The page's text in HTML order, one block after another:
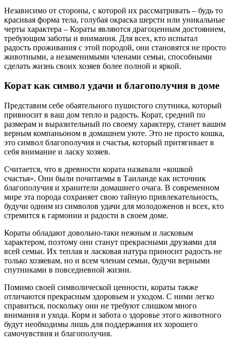
Независимо от стороны, с которой их рассматривать – будь то
красивая форма тела, голубая окраска шерсти или уникальные
черты характера – Кораты являются драгоценным достоянием,
требующим заботы и внимания. Для всех, кто испытал
радость проживания с этой породой, они становятся не просто
животными, а незаменимыми членами семьи, способными
сделать жизнь своих хозяев более полной и яркой.
Корат как символ удачи и благополучия в доме
Представим себе обаятельного пушистого спутника, который
привносит в ваш дом тепло и радость. Корат, средний по
размерам и выразительный по своему характеру, станет вашим
верным компаньоном в домашнем уюте. Это не просто кошка,
это символ благополучия и счастья, который притягивает в
себя внимание и ласку хозяев.
Считается, что в древности кората называли «кошкой
счастья». Они были почитаемы в Таиланде как источник
благополучия и хранители домашнего очага. В современном
мире эта порода сохраняет свою тайную привлекательность,
будучи одним из символов удачи для молодоженов и всех, кто
стремится к гармонии и радости в своем доме.
Кораты обладают довольно-таки нежным и ласковым
характером, поэтому они станут прекрасными друзьями для
всей семьи. Их теплая и ласковая натура приносит радость не
только хозяевам, но и всем членам семьи, будучи верными
спутниками в повседневной жизни.
Помимо своей символической ценности, кораты также
отличаются прекрасным здоровьем и уходом. С ними легко
справиться, поскольку они не требуют слишком много
внимания и ухода. Корм и забота о здоровье этого животного
будут необходимы лишь для поддержания их хорошего
самочувствия и благополучия.